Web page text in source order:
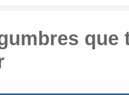
que